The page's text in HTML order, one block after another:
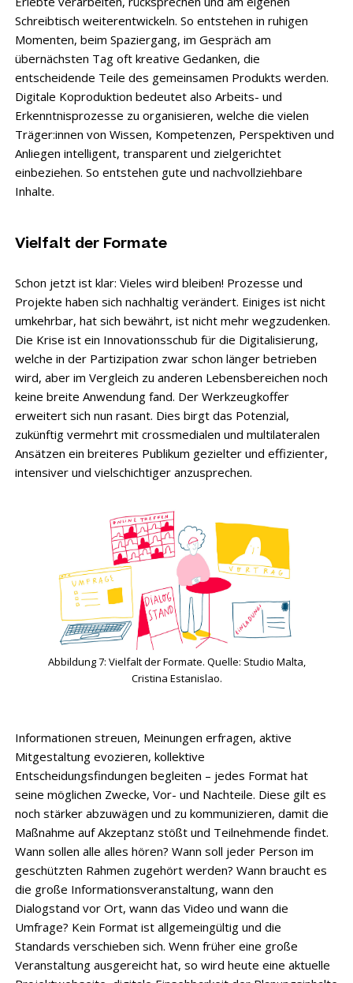
Schreibtisch weiterentwickeln. So entstehen in ruhigen
Momenten, beim Spaziergang, im Gespräch am
übernächsten Tag oft kreative Gedanken, die
entscheidende Teile des gemeinsamen Produkts werden.
Digitale Koproduktion bedeutet also Arbeits- und
Erkenntnisprozesse zu organisieren, welche die vielen
Träger:innen von Wissen, Kompetenzen, Perspektiven und
Anliegen intelligent, transparent und zielgerichtet
einbeziehen. So entstehen gute und nachvollziehbare
Inhalte.
Vielfalt der Formate
Schon jetzt ist klar: Vieles wird bleiben! Prozesse und
Projekte haben sich nachhaltig verändert. Einiges ist nicht
umkehrbar, hat sich bewährt, ist nicht mehr wegzudenken.
Die Krise ist ein Innovationsschub für die Digitalisierung,
welche in der Partizipation zwar schon länger betrieben
wird, aber im Vergleich zu anderen Lebensbereichen noch
keine breite Anwendung fand. Der Werkzeugkoffer
erweitert sich nun rasant. Dies birgt das Potenzial,
zukünftig vermehrt mit crossmedialen und multilateralen
Ansätzen ein breiteres Publikum gezielter und effizienter,
intensiver und vielschichtiger anzusprechen.
Abbildung 7: Vielfalt der Formate. Quelle: Studio Malta,
Cristina Estanislao.
Informationen streuen, Meinungen erfragen, aktive
Mitgestaltung evozieren, kollektive
Entscheidungsfindungen begleiten – jedes Format hat
seine möglichen Zwecke, Vor- und Nachteile. Diese gilt es
noch stärker abzuwägen und zu kommunizieren, damit die
Maßnahme auf Akzeptanz stößt und Teilnehmende findet.
Wann sollen alle alles hören? Wann soll jeder Person im
geschützten Rahmen zugehört werden? Wann braucht es
die große Informationsveranstaltung, wann den
Dialogstand vor Ort, wann das Video und wann die
Umfrage? Kein Format ist allgemeingültig und die
Standards verschieben sich. Wenn früher eine große
Veranstaltung ausgereicht hat, so wird heute eine aktuelle